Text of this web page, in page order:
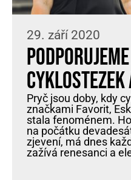
29. září 2020
Pryč jsou doby, kdy
značkami Favorit,
stala fenoménem.
na počátku
zjevení, má dnes
zažívá renesanci a